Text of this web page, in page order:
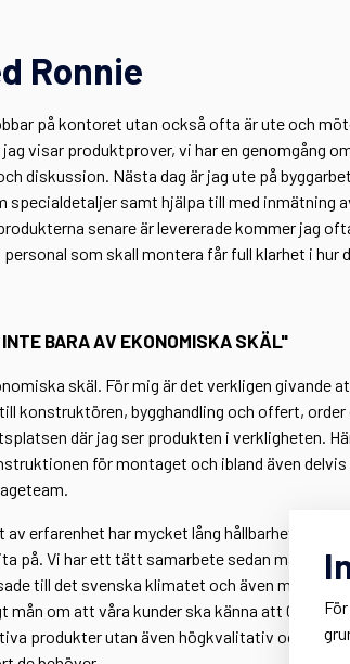
Ronnie
på kontoret utan också ofta är ute och
visar produktprover, vi har en genomgång
diskussion. Nästa dag är jag ute på
samt hjälpa till med inmätning
senare är levererade kommer jag
som skall montera får full klarhet i hur
BARA AV EKONOMISKA SKÄL"
skäl. För mig är det verkligen givande
konstruktören, bygghandling och offert, order
där jag ser produkten i verkligheten.
för montaget och ibland även
erfarenhet har mycket lång hållbarhet känns
på. Vi har ett tätt samarbete sedan många år
till det svenska klimatet och även möta
om att våra kunder ska känna att GLIM är
produkter utan även högkvalitativ och